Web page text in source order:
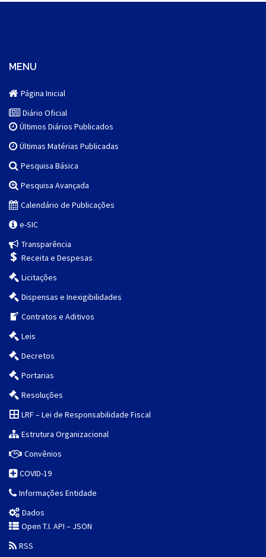
MENU
Página Inicial
Diário Oficial
Últimos Diários Publicados
Últimas Matérias Publicadas
Pesquisa Básica
Pesquisa Avançada
Calendário de Publicações
e-SIC
Transparência
Receita e Despesas
Licitações
Dispensas e Inexigibilidades
Contratos e Aditivos
Leis
Decretos
Portarias
Resoluções
LRF – Lei de Responsabilidade Fiscal
Estrutura Organizacional
Convênios
COVID-19
Informações Entidade
Dados
Open T.I. API – JSON
RSS